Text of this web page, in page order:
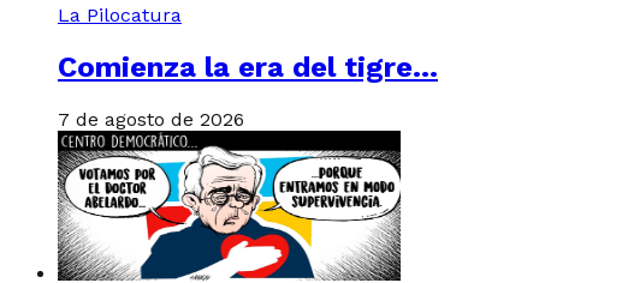
La Pilocatura
Comienza la era del tigre…
7 de agosto de 2026